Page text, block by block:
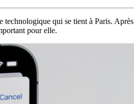
technologique qui se tient à Paris. Après
pour elle.